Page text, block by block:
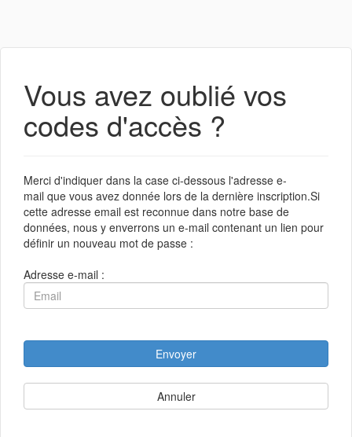
Vous avez oublié vos
codes d'accès ?
Merci d'indiquer dans la case ci-dessous l'adresse e-
mail que vous avez donnée lors de la dernière inscription.Si
cette adresse email est reconnue dans notre base de
données, nous y enverrons un e-mail contenant un lien pour
définir un nouveau mot de passe :
Adresse e-mail :
Envoyer
Annuler